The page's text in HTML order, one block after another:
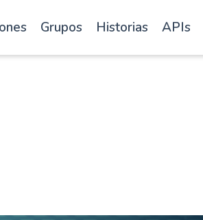
Grupos Historias APIs